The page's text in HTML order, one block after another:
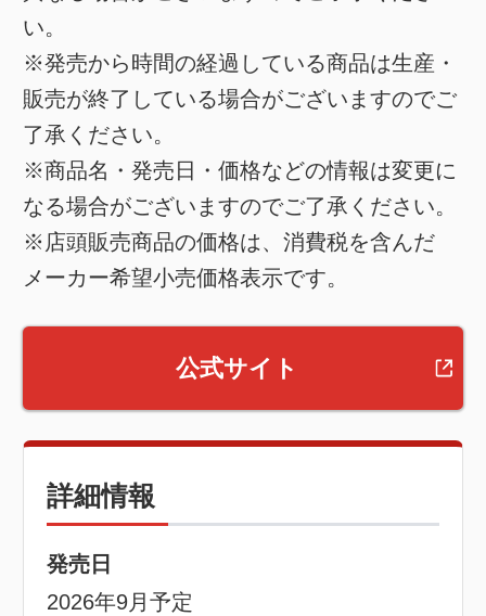
い。
※発売から時間の経過している商品は生産・
販売が終了している場合がございますのでご
了承ください。
※商品名・発売日・価格などの情報は変更に
なる場合がございますのでご了承ください。
※店頭販売商品の価格は、消費税を含んだ
メーカー希望小売価格表示です。
公式サイト
詳細情報
発売日
2026年9月予定